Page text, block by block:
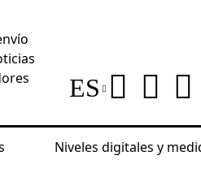
ES
Niveles digitales y
de longitud de cables